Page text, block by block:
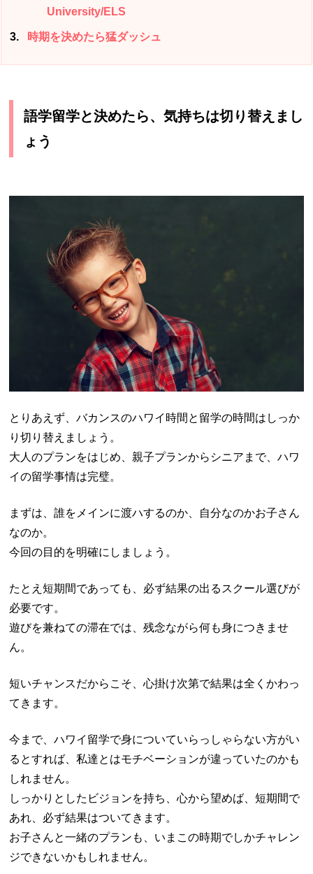
University/ELS
3 時期を決めたら猛ダッシュ
語学留学と決めたら、気持ちは切り替えまし
ょう
とりあえず、バカンスのハワイ時間と留学の時間はしっか
り切り替えましょう。
大人のプランをはじめ、親子プランからシニアまで、ハワ
イの留学事情は完璧。
まずは、誰をメインに渡ハするのか、自分なのかお子さん
なのか。
今回の目的を明確にしましょう。
たとえ短期間であっても、必ず結果の出るスクール選びが
必要です。
遊びを兼ねての滞在では、残念ながら何も身につきませ
ん。
短いチャンスだからこそ、心掛け次第で結果は全くかわっ
てきます。
今まで、ハワイ留学で身についていらっしゃらない方がい
るとすれば、私達とはモチベーションが違っていたのかも
しれません。
しっかりとしたビジョンを持ち、心から望めば、短期間で
あれ、必ず結果はついてきます。
お子さんと一緒のプランも、いまこの時期でしかチャレン
ジできないかもしれません。